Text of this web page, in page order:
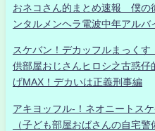
おネコさん的まとめ速報 僕の
ンタルメンヘラ電波中年アル
スケバン！デカッフルまっく
供部屋おじさんヒロシ之古惑仔
げMAX！デカいは正義刑事編
アキヨッフル-！ネオニートス
（子ども部屋おばさんの自宅警